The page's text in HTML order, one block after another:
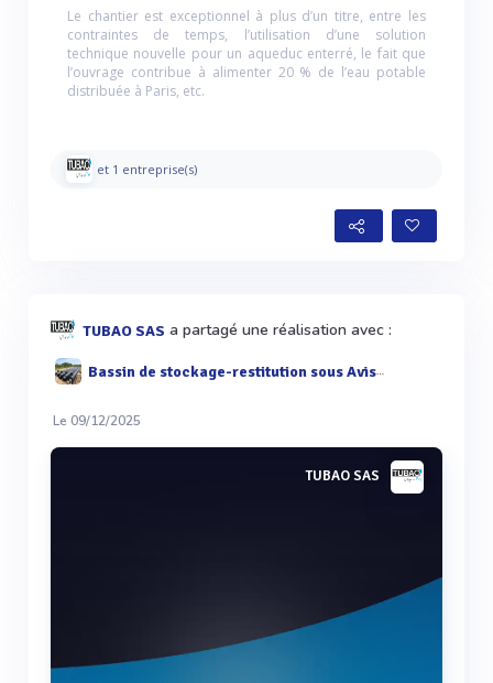
Le chantier est exceptionnel à plus d’un titre, entre les
contraintes de temps, l’utilisation d’une solution
technique nouvelle pour un aqueduc enterré, le fait que
l’ouvrage contribue à alimenter 20 % de l’eau potable
distribuée à Paris, etc.
et 1 entreprise(s)
TUBAO SAS a partagé une réalisation avec :
Bassin de stockage-restitution sous Avis Technique - TUBAOTEC
Le 09/12/2025
TUBAO SAS